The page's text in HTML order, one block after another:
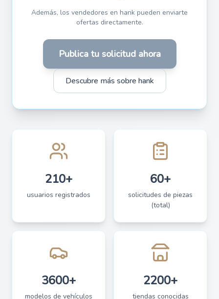
Además, los vendedores en hank pueden enviarte
ofertas directamente.
Publica tu solicitud ahora
Descubre más sobre hank
210+
usuarios registrados
60+
solicitudes de piezas
(total)
3600+
modelos de vehículos
2200+
tiendas conocidas